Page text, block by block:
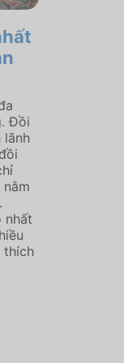
Đồi
lãnh
nằm
nhất
thích